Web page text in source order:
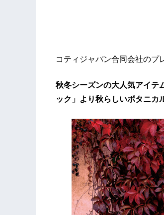
コティジャパン合同会社のプ
秋冬シーズンの大人気アイテ
ック」より秋らしいボタニカ